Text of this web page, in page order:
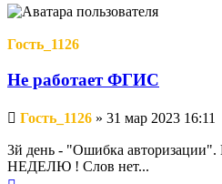
началу
Гость_1126
Не работает ФГИС
Непрочитанное
сообщение
Гость_1126 » 31 мар 2023 16:11
3й день - "Ошибка авторизации".
НЕДЕЛЮ ! Слов нет...